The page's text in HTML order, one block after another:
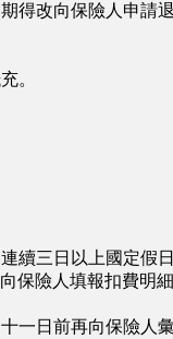
得改向保險人申請
。
續三日以上國定假
保險人填報扣費明細
一日前再向保險人彙